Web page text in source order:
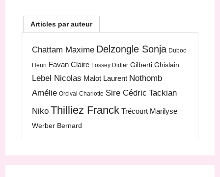
Articles par auteur
Chattam Maxime Delzongle Sonja Duboc
Henri Favan Claire Fossey Didier Gilberti Ghislain
Lebel Nicolas Malot Laurent Nothomb
Amélie Orcival Charlotte Sire Cédric Tackian
Niko Thilliez Franck Trécourt Marilyse
Werber Bernard